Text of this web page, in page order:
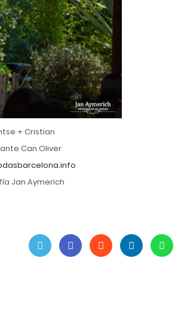
+ Cristian
Can Oliver
Jan Aymerich